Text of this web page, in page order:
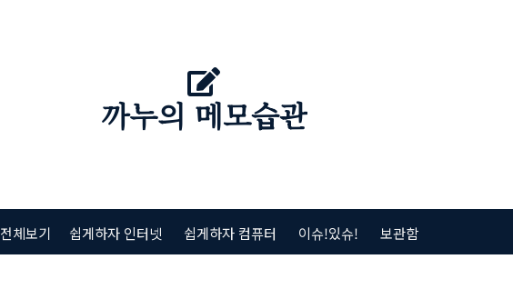
까누의 메모습관
체보기 쉽게하자 인터넷 쉽게하자 컴퓨터 이슈!있슈! 보관함